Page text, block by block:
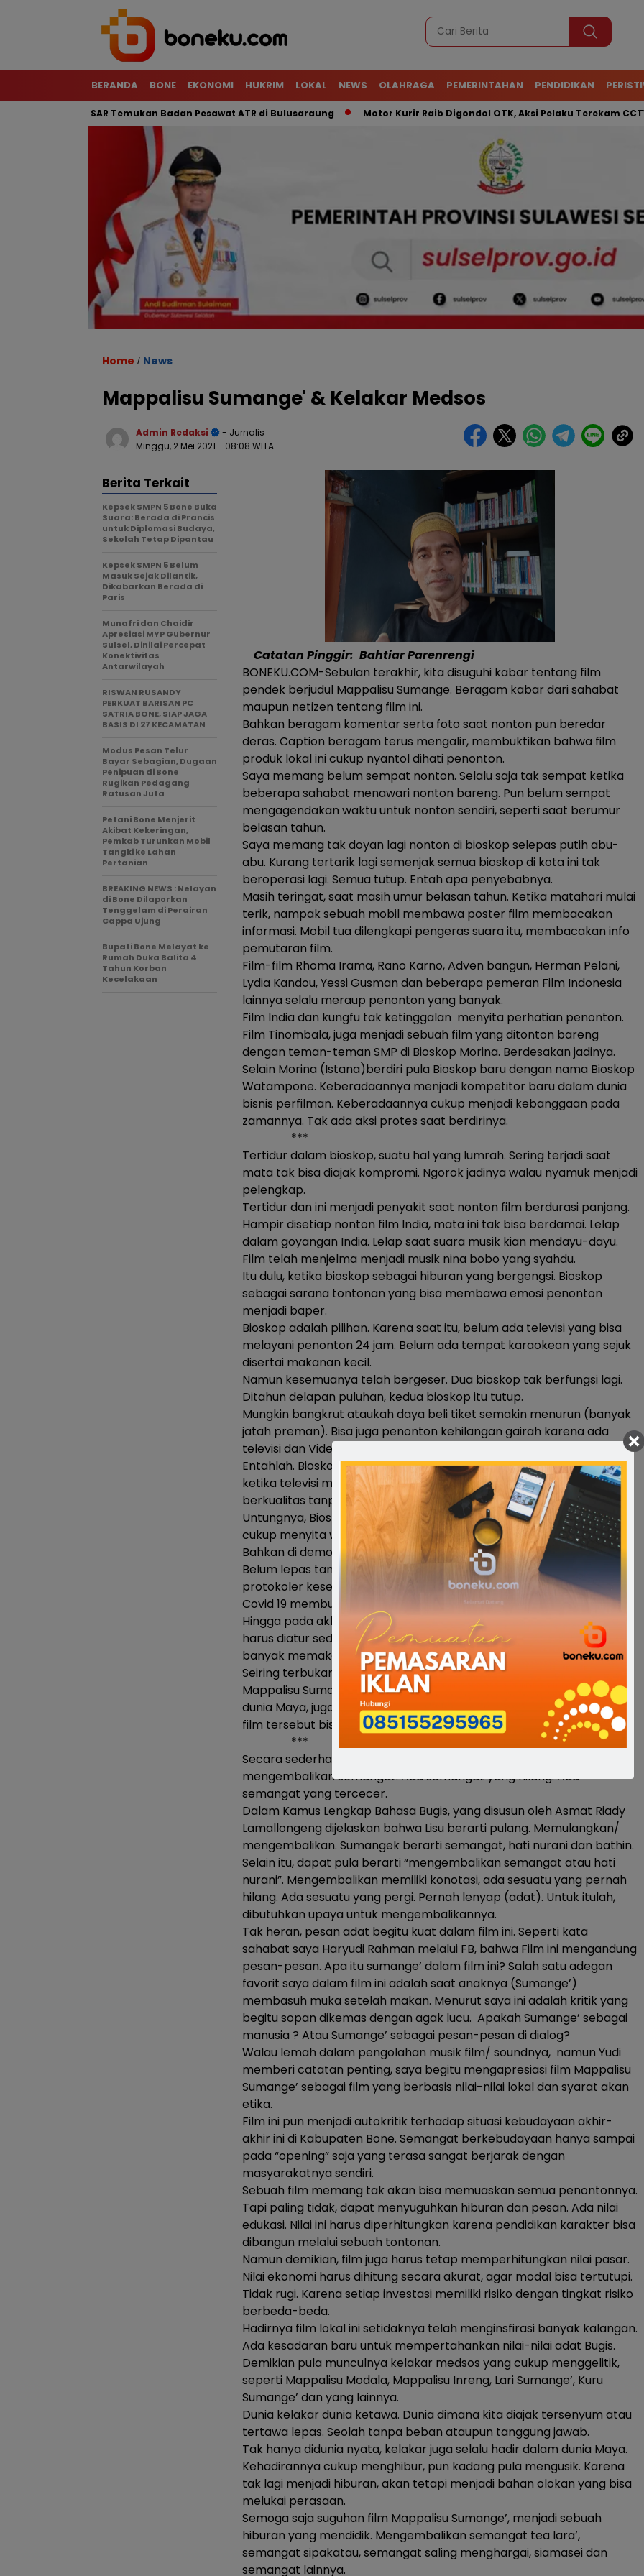
BERANDA BONE EKONOMI HUKRIM LOKAL NEWS OLAHRAGA PEMERINTAHAN PENDIDIKAN
Tim SAR Temukan Badan Pesawat ATR di Bulusaraung Motor Kurir Raib Digondol OTK, Aksi Pelaku Terekam CCTV
Home / News
Mappalisu Sumange' & Kelakar Medsos
Admin Redaksi
- Jurnalis
Minggu, 2 Mei 2021 - 08:08 WITA
Catatan Pinggir: Bahtiar Parenrengi
BONEKU.COM-Sebulan terakhir, kita disuguhi kabar tentang film
pendek berjudul Mappalisu Sumange. Beragam kabar dari sahabat
maupun netizen tentang film ini.
Bahkan beragam komentar serta foto saat nonton pun beredar
deras. Caption beragam terus mengalir, membuktikan bahwa film
produk lokal ini cukup nyantol dihati penonton.
Saya memang belum sempat nonton. Selalu saja tak sempat ketika
beberapa sahabat menawari nonton bareng. Pun belum sempat
mengagendakan waktu untuk nonton sendiri, seperti saat berumur
belasan tahun.
Saya memang tak doyan lagi nonton di bioskop selepas putih abu-
abu. Kurang tertarik lagi semenjak semua bioskop di kota ini tak
beroperasi lagi. Semua tutup. Entah apa penyebabnya.
Masih teringat, saat masih umur belasan tahun. Ketika matahari mulai
terik, nampak sebuah mobil membawa poster film membacakan
informasi. Mobil tua dilengkapi pengeras suara itu, membacakan info
pemutaran film.
Film-film Rhoma Irama, Rano Karno, Adven bangun, Herman Pelani,
Lydia Kandou, Yessi Gusman dan beberapa pemeran Film Indonesia
lainnya selalu meraup penonton yang banyak.
Film India dan kungfu tak ketinggalan menyita perhatian penonton.
Film Tinombala, juga menjadi sebuah film yang ditonton bareng
dengan teman-teman SMP di Bioskop Morina. Berdesakan jadinya.
Selain Morina (Istana)berdiri pula Bioskop baru dengan nama Bioskop
Watampone. Keberadaannya menjadi kompetitor baru dalam dunia
bisnis perfilman. Keberadaannya cukup menjadi kebanggaan pada
zamannya. Tak ada aksi protes saat berdirinya.
***
Tertidur dalam bioskop, suatu hal yang lumrah. Sering terjadi saat
mata tak bisa diajak kompromi. Ngorok jadinya walau nyamuk menjadi
pelengkap.
Tertidur dan ini menjadi penyakit saat nonton film berdurasi panjang.
Hampir disetiap nonton film India, mata ini tak bisa berdamai. Lelap
dalam goyangan India. Lelap saat suara musik kian mendayu-dayu.
Film telah menjelma menjadi musik nina bobo yang syahdu.
Itu dulu, ketika bioskop sebagai hiburan yang bergengsi. Bioskop
sebagai sarana tontonan yang bisa membawa emosi penonton
menjadi baper.
Bioskop adalah pilihan. Karena saat itu, belum ada televisi yang bisa
melayani penonton 24 jam. Belum ada tempat karaokean yang sejuk
disertai makanan kecil.
Namun kesemuanya telah bergeser. Dua bioskop tak berfungsi lagi.
Ditahun delapan puluhan, kedua bioskop itu tutup.
Mungkin bangkrut ataukah daya beli tiket semakin menurun (banyak
jatah preman). Bisa juga penonton kehilangan gairah karena ada
televisi dan Video CD yang bisa diputar dirumah.
Entahlah. Bioskop memang telah mengalami masa-masa suram
ketika televisi mulai bermunculan. Televisi telah menyuguhkan film
berkualitas tanpa harus berdesakan membeli tiket.
Untungnya, Bioskop kembali hadir di Bone. Dinamika keberadaannya
cukup menyita waktu. Menyita perhatian karena selalu di protes.
Bahkan di demo saat launching.
Belum lepas tantangan itu, biokop pun harus ditutup karena aturan
protokoler kesehatan harus dijalankan saat Corona kian ganas. Virus
Covid 19 membuyarkan berbagai harapan. Fakum hingga setahun.
Hingga pada akhirnya, bioskop kembali dibuka. Namun penonton
harus diatur sedemikian rupa supaya terhindar dari virus yang telah
banyak memakan korban.
Seiring terbukanya bioskop, muncullah sebuah karya anak lokal,
Mappalisu Sumange. Karya yang banyak diperbincangkan dalam
dunia Maya, juga didunia nyata. Gelombang penonton menandakan,
film tersebut bisa dibilang sukses.
***
Secara sederhana, Mappalisu Sumange bisa diartikan
mengembalikan semangat. Ada semangat yang hilang. Ada
semangat yang tercecer.
Dalam Kamus Lengkap Bahasa Bugis, yang disusun oleh Asmat Riady
Lamallongeng dijelaskan bahwa Lisu berarti pulang. Memulangkan/
mengembalikan. Sumangek berarti semangat, hati nurani dan bathin.
Selain itu, dapat pula berarti “mengembalikan semangat atau hati
nurani”. Mengembalikan memiliki konotasi, ada sesuatu yang pernah
hilang. Ada sesuatu yang pergi. Pernah lenyap (adat). Untuk itulah,
dibutuhkan upaya untuk mengembalikannya.
Tak heran, pesan adat begitu kuat dalam film ini. Seperti kata
sahabat saya Haryudi Rahman melalui FB, bahwa Film ini mengandung
pesan-pesan. Apa itu sumange’ dalam film ini? Salah satu adegan
favorit saya dalam film ini adalah saat anaknya (Sumange’)
membasuh muka setelah makan. Menurut saya ini adalah kritik yang
begitu sopan dikemas dengan agak lucu. Apakah Sumange’ sebagai
manusia ? Atau Sumange’ sebagai pesan-pesan di dialog?
Walau lemah dalam pengolahan musik film/ soundnya, namun Yudi
memberi catatan penting, saya begitu mengapresiasi film Mappalisu
Sumange’ sebagai film yang berbasis nilai-nilai lokal dan syarat akan
etika.
Film ini pun menjadi autokritik terhadap situasi kebudayaan akhir-
akhir ini di Kabupaten Bone. Semangat berkebudayaan hanya sampai
pada “opening” saja yang terasa sangat berjarak dengan
masyarakatnya sendiri.
Sebuah film memang tak akan bisa memuaskan semua penontonnya.
Tapi paling tidak, dapat menyuguhkan hiburan dan pesan. Ada nilai
edukasi. Nilai ini harus diperhitungkan karena pendidikan karakter bisa
dibangun melalui sebuah tontonan.
Namun demikian, film juga harus tetap memperhitungkan nilai pasar.
Nilai ekonomi harus dihitung secara akurat, agar modal bisa tertutupi.
Tidak rugi. Karena setiap investasi memiliki risiko dengan tingkat risiko
berbeda-beda.
Hadirnya film lokal ini setidaknya telah menginsfirasi banyak kalangan.
Ada kesadaran baru untuk mempertahankan nilai-nilai adat Bugis.
Demikian pula munculnya kelakar medsos yang cukup menggelitik,
seperti Mappalisu Modala, Mappalisu Inreng, Lari Sumange’, Kuru
Sumange’ dan yang lainnya.
Dunia kelakar dunia ketawa. Dunia dimana kita diajak tersenyum atau
tertawa lepas. Seolah tanpa beban ataupun tanggung jawab.
Tak hanya didunia nyata, kelakar juga selalu hadir dalam dunia Maya.
Kehadirannya cukup menghibur, pun kadang pula mengusik. Karena
tak lagi menjadi hiburan, akan tetapi menjadi bahan olokan yang bisa
melukai perasaan.
Semoga saja suguhan film Mappalisu Sumange’, menjadi sebuah
hiburan yang mendidik. Mengembalikan semangat tea lara’,
semangat sipakatau, semangat saling menghargai, siamasei dan
semangat lainnya.
Berita Terkait
Kepsek SMPN 5 Bone Buka
Suara: Berada di Prancis
untuk Diplomasi Budaya,
Sekolah Tetap Dipantau
Kepsek SMPN 5 Belum
Masuk Sejak Dilantik,
Dikabarkan Berada di
Paris
Munafri dan Chaidir
Apresiasi MYP Gubernur
Sulsel, Dinilai Percepat
Konektivitas
Antarwilayah
RISWAN RUSANDY
PERKUAT BARISAN PC
SATRIA BONE, SIAP JAGA
BASIS DI 27 KECAMATAN
Modus Pesan Telur
Bayar Sebagian, Dugaan
Penipuan di Bone
Rugikan Pedagang
Ratusan Juta
Petani Bone Menjerit
Akibat Kekeringan,
Pemkab Turunkan Mobil
Tangki ke Lahan
Pertanian
BREAKING NEWS : Nelayan
di Bone Dilaporkan
Tenggelam di Perairan
Cappa Ujung
Bupati Bone Melayat ke
Rumah Duka Balita 4
Tahun Korban
Kecelakaan